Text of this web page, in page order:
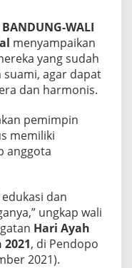
WALI
menyampaikan
yang sudah
agar dapat
dan harmonis.
pemimpin
memiliki
anggota
dan
ungkap wali
Hari Ayah
, di Pendopo
2021).